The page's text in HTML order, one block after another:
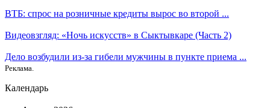
ВТБ: спрос на розничные кредиты вырос во второй ...
Видеовзгляд: «Ночь искусств» в Сыктывкаре (Часть 2)
Дело возбудили из-за гибели мужчины в пункте приема ...
Реклама.
Календарь